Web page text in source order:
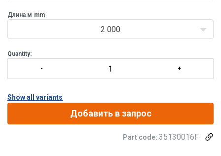
Длина м mm
2 000
Quantity:
Show all variants
Добавить в запрос
Part code: 35130016F